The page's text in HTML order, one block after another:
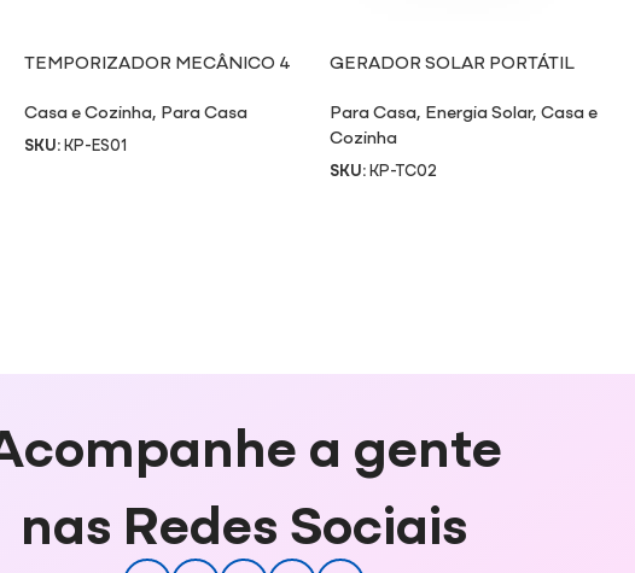
TEMPORIZADOR MECÂNICO 4
Casa e Cozinha, Para Casa
SKU:KP-ES01
GERADOR SOLAR PORTÁTIL
Para Casa, Energia Solar,Casa e
Cozinha
SKU:KP-TC02
a gente
nas Redes Sociais